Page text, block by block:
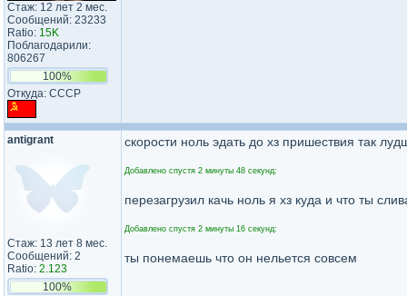
Стаж: 12 лет 2 мес.
Сообщений: 23233
Ratio: 15K
Поблагодарили:
806267
100%
Откуда: CCCP
antigrant
Стаж: 13 лет 8 мес.
Сообщений: 2
Ratio: 2.123
100%
скорости ноль эдать до хз пришествия так
Добавлено спустя 2 минуты 48 секунд:
перезагрузил качь ноль я хз куда и что ты
Добавлено спустя 2 минуты 16 секунд:
ты понемаешь что он нельется совсем